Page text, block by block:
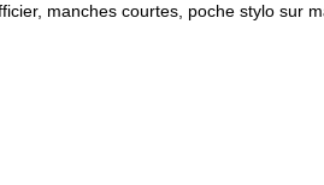
manches courtes, poche stylo sur